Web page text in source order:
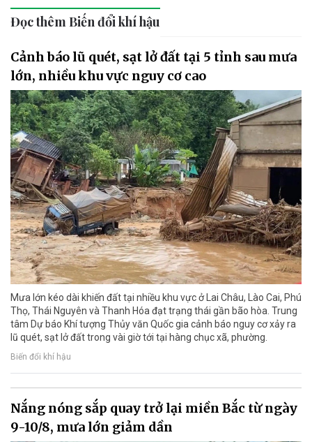
Đọc thêm Biến đổi khí hậu
Cảnh báo lũ quét, sạt lở đất tại 5 tỉnh sau mưa
lớn, nhiều khu vực nguy cơ cao
Mưa lớn kéo dài khiến đất tại nhiều khu vực ở Lai Châu, Lào Cai, Phú
Thọ, Thái Nguyên và Thanh Hóa đạt trạng thái gần bão hòa. Trung
tâm Dự báo Khí tượng Thủy văn Quốc gia cảnh báo nguy cơ xảy ra
lũ quét, sạt lở đất trong vài giờ tới tại hàng chục xã, phường.
Biến đổi khí hậu
Nắng nóng sắp quay trở lại miền Bắc từ ngày
9-10/8, mưa lớn giảm dần